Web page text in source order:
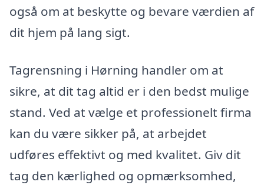
også om at beskytte og bevare værdien af
dit hjem på lang sigt.
Tagrensning i Hørning handler om at
sikre, at dit tag altid er i den bedst mulige
stand. Ved at vælge et professionelt firma
kan du være sikker på, at arbejdet
udføres effektivt og med kvalitet. Giv dit
tag den kærlighed og opmærksomhed,